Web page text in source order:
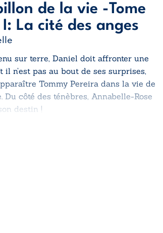
de la vie -Tome
I: La cité des anges
sur terre, Daniel doit affronter une
il n’est pas au bout de ses surprises,
Tommy Pereira dans la vie de
Du côté des ténèbres, Annabelle-Rose
destin !